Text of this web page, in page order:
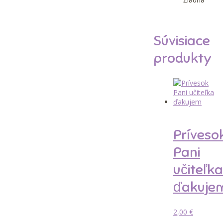
Súvisiace
produkty
Pani
učiteľka
2,00 €